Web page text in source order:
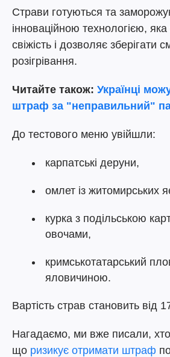
Страви готуються та
інноваційною технологією, яка
свіжість і дозволяє зберігати
розігрівання.
Читайте також: Українці
штраф за "неправильний"
До тестового меню увійшли:
карпатські деруни,
омлет із житомирських
курка з подільською
овочами,
кримськотатарський
яловичиною.
Вартість страв становить від
Нагадаємо, ми вже писали, хто
що ризикує отримати штраф